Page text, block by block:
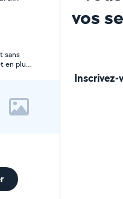
en plus
vos
Inscrivez-